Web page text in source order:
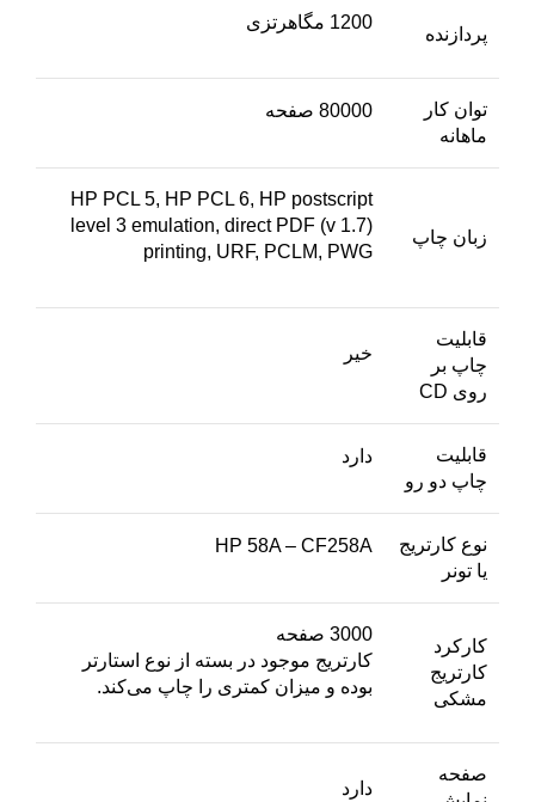
پردازنده
1200 مگاهرتزی
توان کار
ماهانه
80000 صفحه
زبان چاپ
HP PCL 5, HP PCL 6, HP postscript
level 3 emulation, direct PDF (v 1.7)
printing, URF, PCLM, PWG
قابلیت
چاپ بر
روی CD
خیر
قابلیت
چاپ دو رو
دارد
نوع کارتریج
یا تونر
HP 58A – CF258A
کارکرد
کارتریج
مشکی
3000 صفحه
کارتریج موجود در بسته از نوع استارتر
بوده و میزان کمتری را چاپ می‌کند.
صفحه
دارد